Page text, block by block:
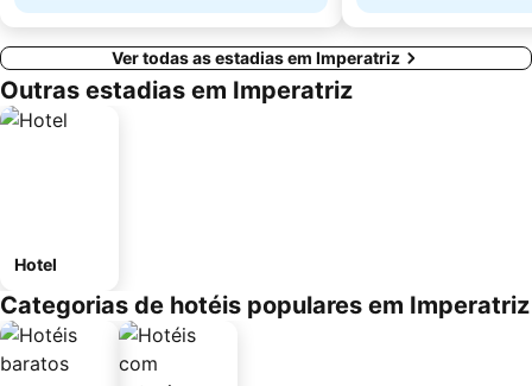
Ver todas as estadias em Imperatriz
Outras estadias em Imperatriz
Hotel
Categorias de hotéis populares em Imperatriz